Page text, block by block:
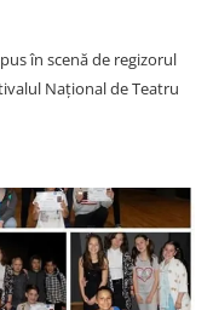
în scenă de regizorul
Național de Teatru